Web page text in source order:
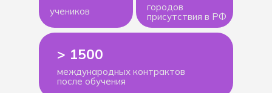
учеников
международных контрактов
после обучения
> 1500
городов
присутствия в РФ